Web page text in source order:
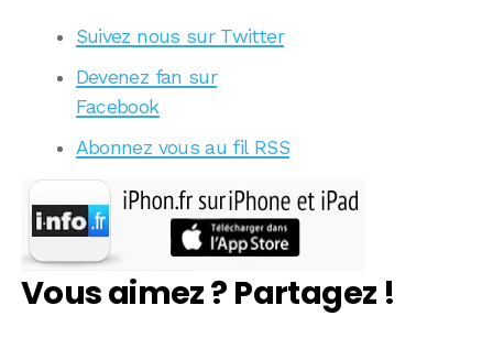
Suivez nous sur Twitter
Devenez fan sur
Facebook
Abonnez vous au fil RSS
Vous aimez ? Partagez !